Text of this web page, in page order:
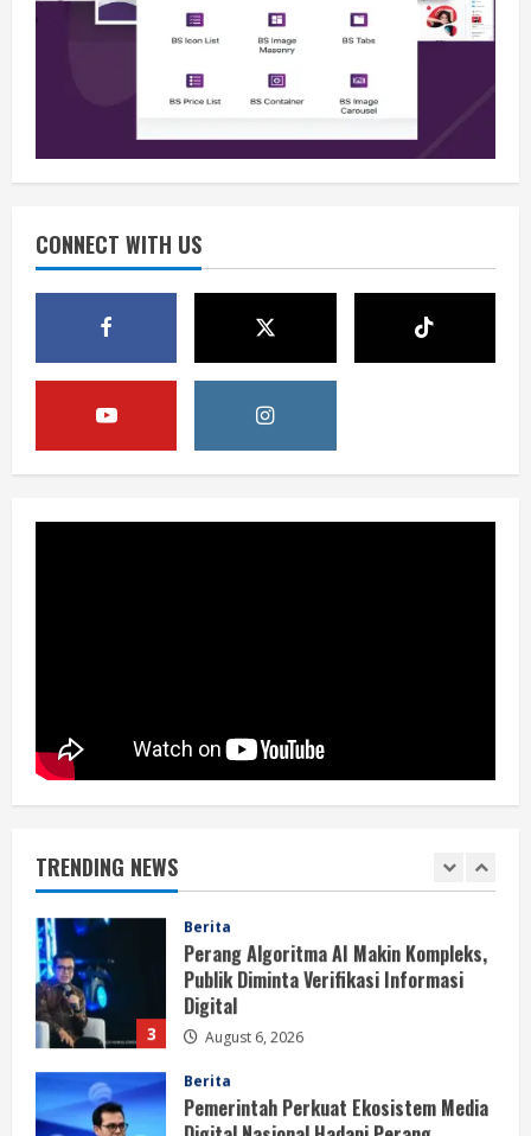
CONNECT WITH US
TRENDING NEWS
Berita
BMP Kecam Aksi KNPB, Serukan
Persatuan Demi Papua yang Kondusif
August 6, 2026
3
Perang Algoritma AI Makin Kompleks,
Digital
August 6, 2026
Pemerintah Perkuat Ekosistem Media
Digital Nasional Hadapi Perang
Algoritma AI
August 6, 2026
Opini
Etika, Verifikasi, dan Media Tepercaya
2
Berita
BMP Kecam Aksi KNPB, Serukan
3
Berita
Perang Algoritma AI Makin Kompleks,
Publik Diminta Verifikasi Informasi
Digital
August 6, 2026
Berita
Pemerintah Perkuat Ekosistem Media